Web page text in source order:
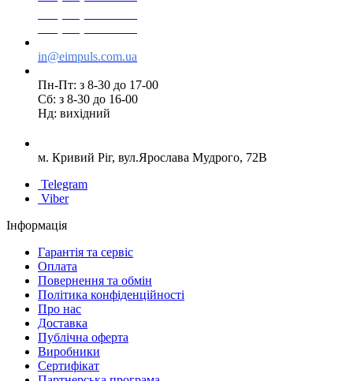
in@eimpuls.com.ua
Пн-Пт: з 8-30 до 17-00
Сб: з 8-30 до 16-00
Нд: вихідний
м. Кривий Ріг, вул.Ярослава Мудрого, 72В
Telegram
Viber
Інформація
Гарантія та сервіс
Оплата
Повернення та обмін
Політика конфіденційності
Про нас
Доставка
Публічна оферта
Виробники
Сертифікат